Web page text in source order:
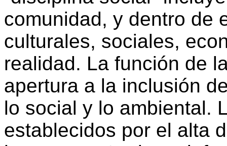
comunidad, y dentro de
culturales, sociales,
realidad. La función de
apertura a la inclusión
lo social y lo ambiental.
establecidos por el alta